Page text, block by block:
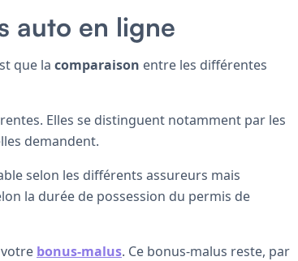
auto en ligne
que la comparaison entre les différentes
Elles se distinguent notamment par les
demandent.
selon les différents assureurs mais
la durée de possession du permis de
bonus-malus. Ce bonus-malus reste, par